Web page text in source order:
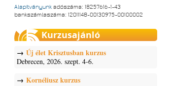
Alapítványunk adószáma: 18257616-1-43
bankszámlaszáma: 12011148-00130975-00100002
Kurzusajánló
Új élet Krisztusban kurzus
Debrecen, 2026. szept. 4-6.
Kornéliusz kurzus